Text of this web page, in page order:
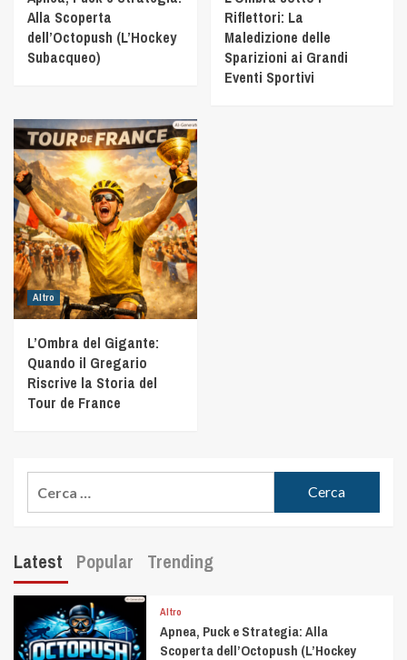
Alla Scoperta
dell’Octopush (L’Hockey
Subacqueo)
Riflettori: La
Maledizione delle
Sparizioni ai Grandi
Eventi Sportivi
Altro
L’Ombra del Gigante:
Quando il Gregario
Riscrive la Storia del
Tour de France
Latest Popular Trending
Altro
Apnea, Puck e Strategia: Alla
Scoperta dell’Octopush (L’Hockey